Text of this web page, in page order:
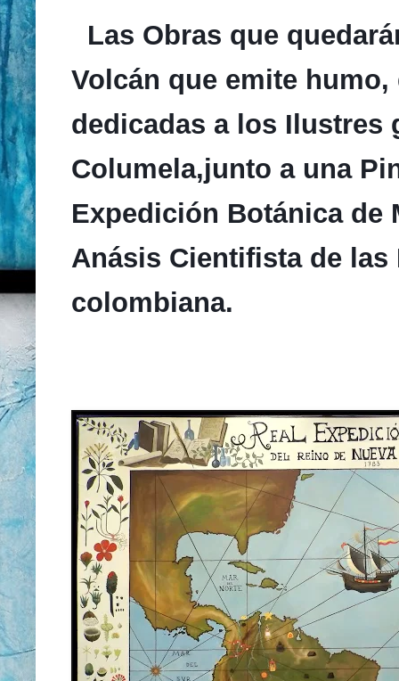
Las Obras que
Volcán que emite
dedicadas a los Ilustres
Columela,junto a una
Expedición Botánica de
Anásis Cientifista de
colombiana.